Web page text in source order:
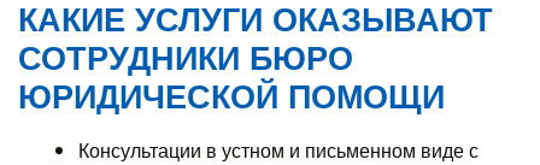
КАКИЕ УСЛУГИ ОКАЗЫВАЮТ
СОТРУДНИКИ БЮРО
ЮРИДИЧЕСКОЙ ПОМОЩИ
Консультации в устном и письменном виде с